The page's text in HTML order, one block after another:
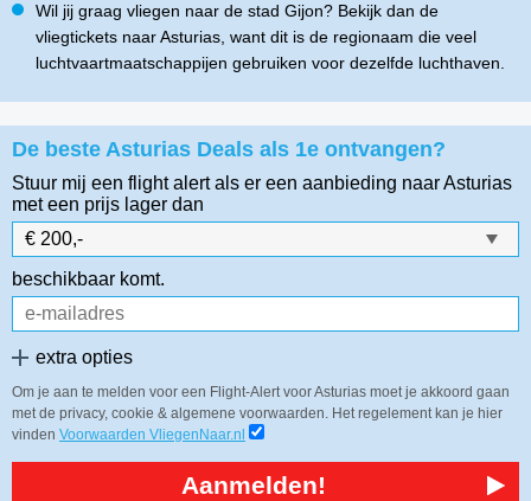
Wil jij graag vliegen naar de stad Gijon? Bekijk dan de
vliegtickets naar Asturias, want dit is de regionaam die veel
luchtvaartmaatschappijen gebruiken voor dezelfde luchthaven.
De beste Asturias Deals als 1e ontvangen?
Stuur mij een flight alert als er een aanbieding naar Asturias
met een prijs lager dan
beschikbaar komt.
extra opties
Om je aan te melden voor een Flight-Alert voor Asturias moet je akkoord gaan
met de privacy, cookie & algemene voorwaarden. Het regelement kan je hier
vinden Voorwaarden VliegenNaar.nl
Aanmelden!